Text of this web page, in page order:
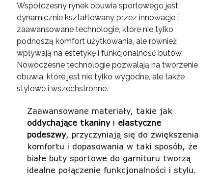
Współczesny rynek obuwia sportowego jest
dynamicznie kształtowany przez innowacje i
zaawansowane technologie, które nie tylko
podnoszą komfort użytkowania, ale również
wpływają na estetykę i funkcjonalność butów.
Nowoczesne technologie pozwalają na tworzenie
obuwia, które jest nie tylko wygodne, ale także
stylowe i wszechstronne.
Zaawansowane materiały, takie jak
oddychające tkaninyi elastyczne
podeszwy, przyczyniają się do zwiększenia
komfortu i dopasowania w taki sposób, że
białe buty sportowe do garnituru tworzą
idealne połączenie funkcjonalności i stylu.